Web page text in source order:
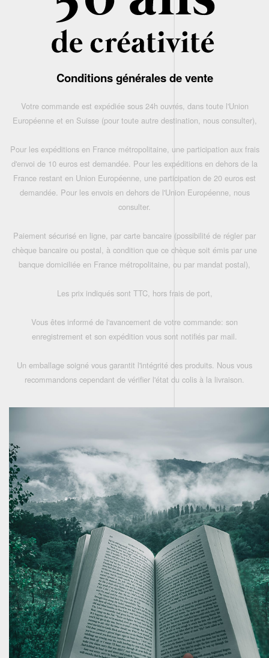
Conditions générales de vente
Votre commande est expédiée sous 24h ouvrés, dans toute l'Union
Européenne et en Suisse (pour toute autre destination, nous consulter),
Pour les expéditions en France métropolitaine, une participation aux frais
d'envoi de 10 euros est demandée. Pour les expéditions en dehors de la
France restant en Union Européenne, une participation de 20 euros est
demandée. Pour les envois en dehors de l'Union Européenne, nous
consulter.
Paiement sécurisé en ligne, par carte bancaire (possibilité de régler par
chèque bancaire ou postal, à condition que ce chèque soit émis par une
banque domiciliée en France métropolitaine, ou par mandat postal),
Les prix indiqués sont TTC, hors frais de port,
Vous êtes informé de l'avancement de votre commande: son
enregistrement et son expédition vous sont notifiés par mail.
Un emballage soigné vous garantit l'intégrité des produits. Nous vous
recommandons cependant de vérifier l'état du colis à la livraison.